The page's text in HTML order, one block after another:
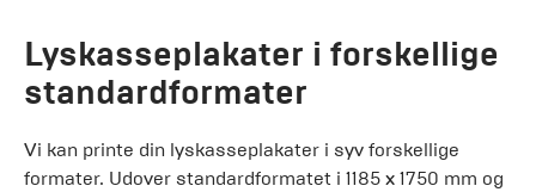
Lyskasseplakater i forskellige
standardformater
Vi kan printe din lyskasseplakater i syv forskellige
formater. Udover standardformatet i 1185 x 1750 mm og